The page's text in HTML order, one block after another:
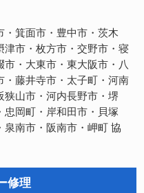
・箕面市・豊中市・茨木
市・枚方市・交野市・寝
・大東市・東大阪市・八
・藤井寺市・太子町・河南
山市・河内長野市・堺
岡町・岸和田市・貝塚
泉南市・阪南市・岬町協
修理